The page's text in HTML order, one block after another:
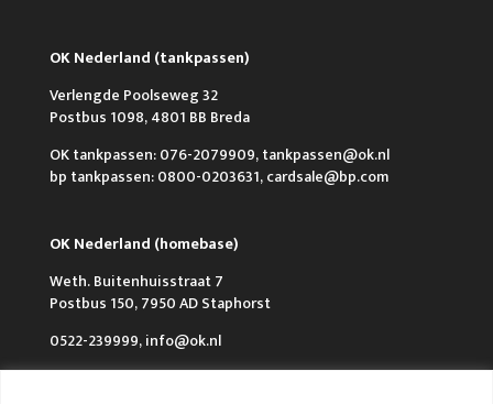
OK Nederland (tankpassen)
Verlengde Poolseweg 32
Postbus 1098, 4801 BB Breda
OK tankpassen: 076-2079909, tankpassen@ok.nl
bp tankpassen: 0800-0203631, cardsale@bp.com
OK Nederland (homebase)
Weth. Buitenhuisstraat 7
Postbus 150, 7950 AD Staphorst
0522-239999, info@ok.nl